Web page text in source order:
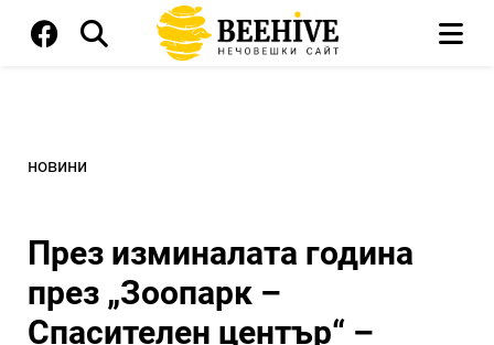
новини
През изминалата година
през „Зоопарк –
Спасителен център“ –